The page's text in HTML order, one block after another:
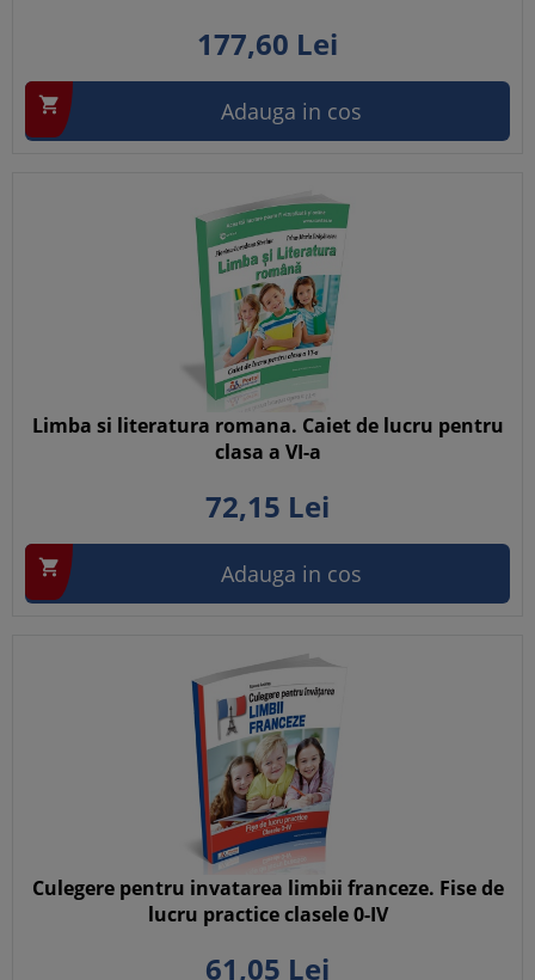
177,60 Lei
 Adauga in cos
Limba si literatura romana. Caiet de lucru pentru
clasa a VI-a
72,15 Lei
 Adauga in cos
Culegere pentru invatarea limbii franceze. Fise de
lucru practice clasele 0-IV
61,05 Lei